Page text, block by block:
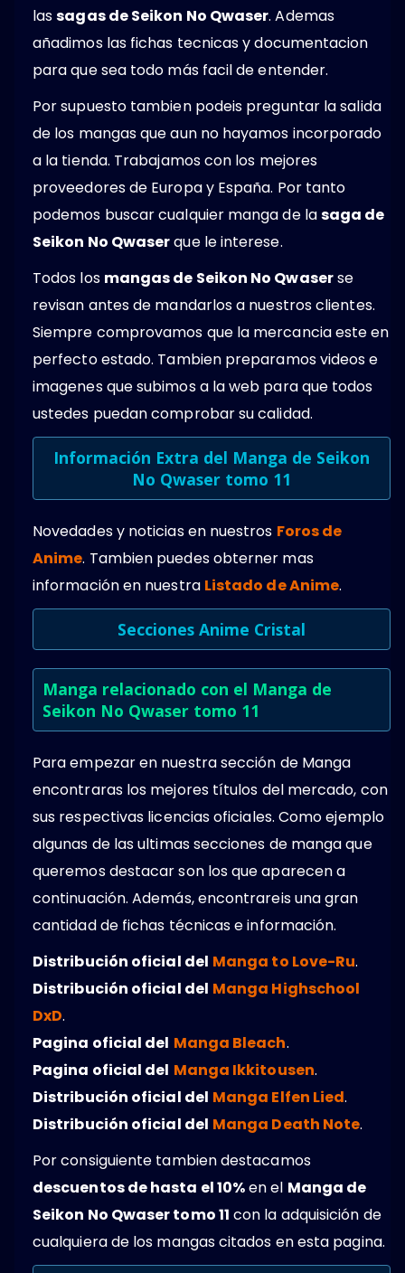
lassagas de Seikon No Qwaser. Ademas
añadimos las fichas tecnicas y documentacion
para que sea todo más facil de entender.
Por supuesto tambien podeis preguntar la salida
de los mangas que aun no hayamos incorporado
a la tienda. Trabajamos con los mejores
proveedores de Europa y España. Por tanto
podemos buscar cualquier manga de lasaga de
Seikon No Qwaserque le interese.
Todos los mangas de Seikon No Qwaserse
revisan antes de mandarlos a nuestros clientes.
Siempre comprovamos que la mercancia este en
perfecto estado. Tambien preparamos videos e
imagenes que subimos a la web para que todos
ustedes puedan comprobar su calidad.
Información Extra del Manga de Seikon
No Qwaser tomo 11
Novedades y noticias en nuestros Foros de
Anime. Tambien puedes obterner mas
información en nuestra Listado de Anime.
Secciones Anime Cristal
Manga relacionado con el Manga de
Seikon No Qwaser tomo 11
Para empezar en nuestra sección de Manga
encontraras los mejores títulos del mercado, con
sus respectivas licencias oficiales. Como ejemplo
algunas de las ultimas secciones de manga que
queremos destacar son los que aparecen a
continuación. Además, encontrareis una gran
cantidad de fichas técnicas e información.
Distribución oficial del Manga to Love-Ru.
Distribución oficial del Manga Highschool
DxD.
Pagina oficial del Manga Bleach.
Pagina oficial del Manga Ikkitousen.
Distribución oficial del Manga Elfen Lied.
Distribución oficial del Manga Death Note.
Por consiguiente tambien destacamos
descuentos de hasta el 10%en el Manga de
Seikon No Qwaser tomo 11 con la adquisición de
cualquiera de los mangas citados en esta pagina.